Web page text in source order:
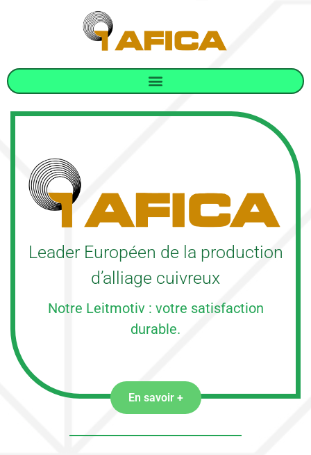
Leader Européen de la production
d’alliage cuivreux
Notre Leitmotiv : votre satisfaction
durable.
En savoir +